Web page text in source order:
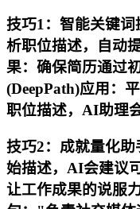
技巧1：智能关键词
析职位描述，自动
果：确保简历通过
(DeepPath)应用 ：
职位描述，AI助理
技巧2：成就量化助
始描述，AI会建议
让工作成果的说服